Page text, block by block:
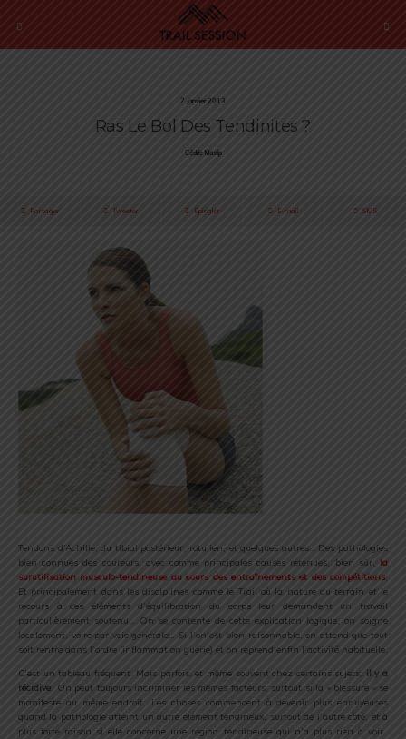
7 Janvier 2013
Ras Le Bol Des Tendinites ?
Cédric Masip
Partager Tweeter Épingler E-mail SMS
Tendons d’Achille, du tibial postérieur, rotulien, et quelques autres… Des pathologies
bien connues des coureurs, avec comme principales causes retenues, bien sûr, la
surutilisation musculo-tendineuse au cours des entraînements et des compétitions.
Et principalement dans les disciplines comme le Trail où la nature du terrain et le
recours à ces éléments d’équilibration du corps leur demandent un travail
particulièrement soutenu… On se contente de cette explication logique, on soigne
localement, voire par voie générale… Si l’on est bien raisonnable, on attend que tout
soit rentré dans l’ordre (inflammation guérie) et on reprend enfin l’activité habituelle.
C’est un tableau fréquent. Mais parfois, et même souvent chez certains sujets, il y a
récidive. On peut toujours incriminer les mêmes facteurs, surtout si la « blessure » se
manifeste au même endroit. Les choses commencent à devenir plus ennuyeuses
quand la pathologie atteint un autre élément tendineux, surtout de l’autre côté, et à
plus forte raison si elle concerne une région tendineuse qui n’a plus rien à voir ​​​​